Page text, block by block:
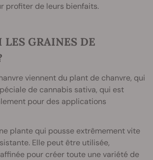
profiter de leurs bienfaits.
LES GRAINES DE
viennent du plant de chanvre, qui
de cannabis sativa, qui est
pour des applications
plante qui pousse extrêmement vite
Elle peut être utilisée,
pour créer toute une variété de